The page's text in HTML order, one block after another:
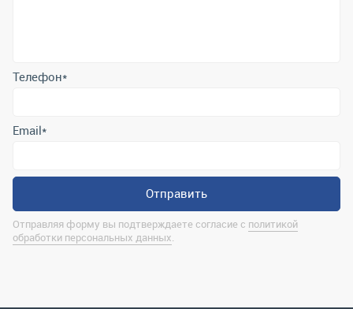
Отправляя форму вы подтверждаете согласие с
Контактная информация
marina@uralrsmiass.ru